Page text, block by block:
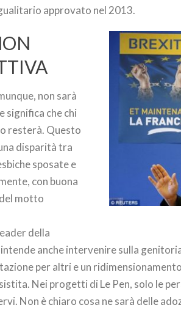
approvato nel 2013.
non sarà
significa che chi
resterà. Questo
disparità tra
sposate e
con buona
del motto
della
anche intervenire sulla
per altri e un
Nei progetti di Le Pen, solo le
Non è chiaro cosa ne sarà delle